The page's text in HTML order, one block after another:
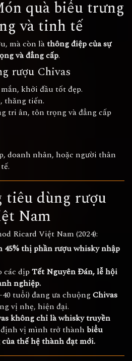
quà biểu trưng
và tinh tế
mà còn làthông điệp của sự
và đẳng cấp.
rượu Chivas
khởi đầu tốt đẹp.
thăng tiến.
tri ân, tôn trọng và đẳng cấp
doanh nhân, hoặc người thân
tiêu dùng rượu
Nam
Ricard Việt Nam (2024):
45% thị phần rượu whisky nhập
các dịp Tết Nguyên Đán, lễ hội
nghiệp.
tuổi) đang ưa chuộngChivas
vị nhẹ, hiện đại.
không chỉ là whisky truyền
vị mình trở thành biểu
thế hệ thành đạt mới.